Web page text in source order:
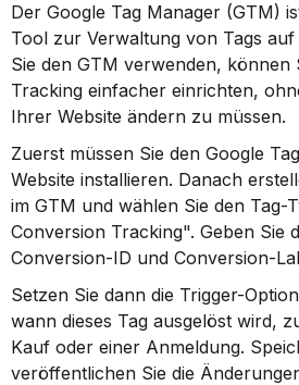
Der Google Tag Manager (GTM)
Tool zur Verwaltung von Tags
Sie den GTM verwenden, können
Tracking einfacher einrichten,
Ihrer Website ändern zu müssen.
Zuerst müssen Sie den Google
Website installieren. Danach
im GTM und wählen Sie den Tag-
Conversion Tracking". Geben Sie
Conversion-ID und Conversion-
Setzen Sie dann die Trigger-
wann dieses Tag ausgelöst wird,
Kauf oder einer Anmeldung.
veröffentlichen Sie die